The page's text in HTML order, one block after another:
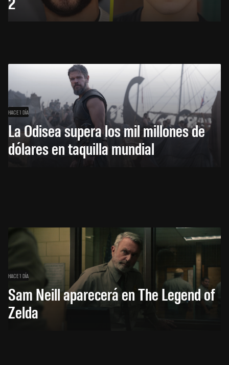
HACE 1 DÍA
La Odisea supera los mil millones de
dólares en taquilla mundial
HACE 1 DÍA
Sam Neill aparecerá en The Legend of
Zelda